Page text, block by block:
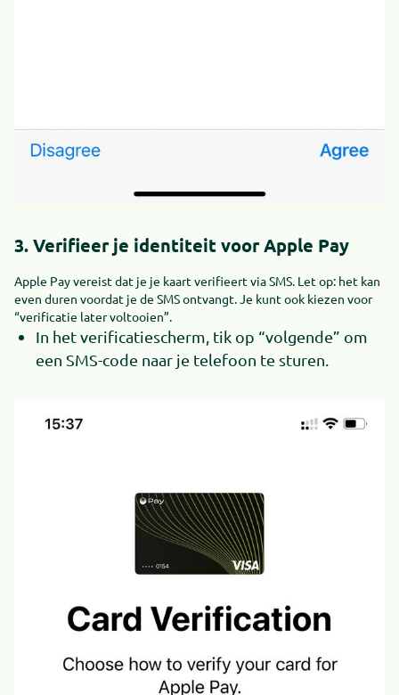
3. Verifieer je identiteit voor Apple Pay
Apple Pay vereist dat je je kaart verifieert via SMS. Let op: het kan
even duren voordat je de SMS ontvangt. Je kunt ook kiezen voor
“verificatie later voltooien”.
In het verificatiescherm, tik op “volgende” om
een SMS-code naar je telefoon te sturen.